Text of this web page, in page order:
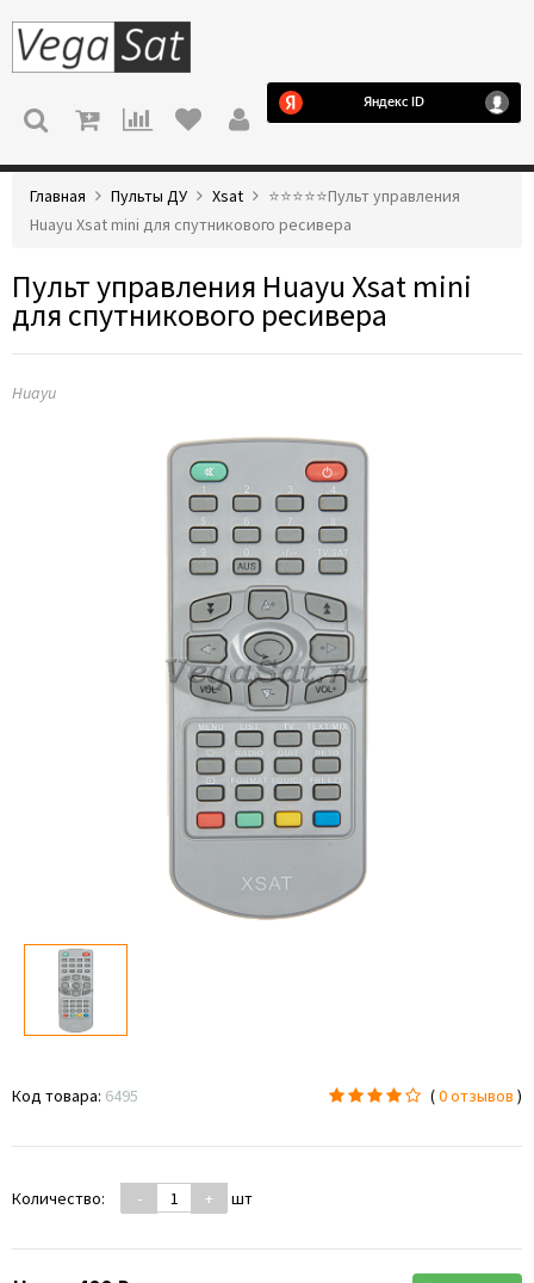
МЕНЮ
Главная Пульты ДУ Xsat
⭐️⭐️⭐️⭐️⭐️Пульт управления
Huayu Xsat mini для спутникового ресивера
Пульт управления Huayu Xsat mini
для спутникового ресивера
Huayu
Код товара: 6495 (0 отзывов )
Количество: - + шт